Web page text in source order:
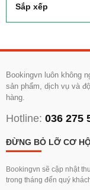
Sắp xếp
Bookingvn luôn không
sản phẩm, dịch vụ và
hàng.
Hotline: 036 275
ĐỪNG BỎ LỠ CƠ
Bookingvn sẽ cập nhật
trong tháng đến quý